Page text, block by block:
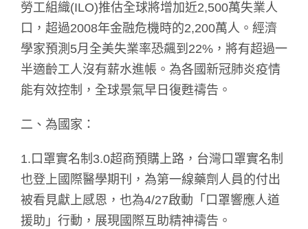
勞工組織(ILO)推估全球將增加近2,500萬失業人
口，超過2008年金融危機時的2,200萬人。經濟
學家預測5月全美失業率恐飆到22%，將有超過一
半適齡工人沒有薪水進帳。為各國新冠肺炎疫情
能有效控制，全球景氣早日復甦禱告。
二、為國家：
1.口罩實名制3.0超商預購上路，台灣口罩實名制
也登上國際醫學期刊，為第一線藥劑人員的付出
被看見獻上感恩，也為4/27啟動「口罩響應人道
援助」行動，展現國際互助精神禱告。